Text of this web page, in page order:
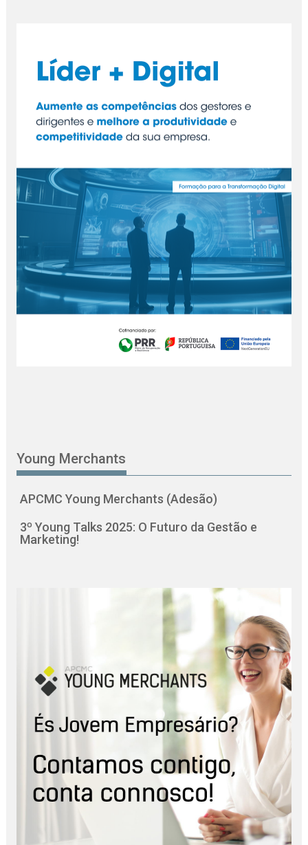
Young Merchants
APCMC Young Merchants (Adesão)
3º Young Talks 2025: O Futuro da Gestão e
Marketing!